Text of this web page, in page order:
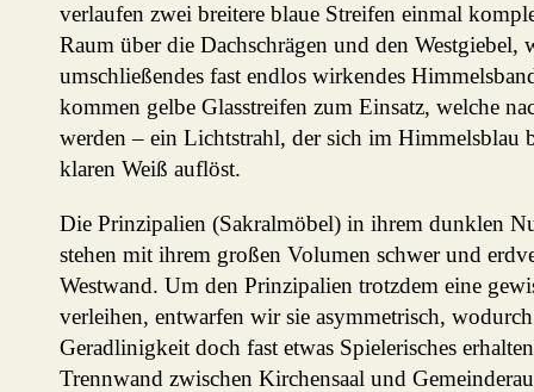
verlaufen zwei breitere blaue Streifen einmal
Raum über die Dachschrägen und den Westgiebel,
umschließendes fast endlos wirkendes
kommen gelbe Glasstreifen zum Einsatz, welche
werden – ein Lichtstrahl, der sich im Himmelsblau
klaren Weiß auflöst.
Die Prinzipalien (Sakralmöbel) in ihrem dunklen
stehen mit ihrem großen Volumen schwer und
Westwand. Um den Prinzipalien trotzdem eine
verleihen, entwarfen wir sie asymmetrisch,
Geradlinigkeit doch fast etwas Spielerisches
Trennwand zwischen Kirchensaal und